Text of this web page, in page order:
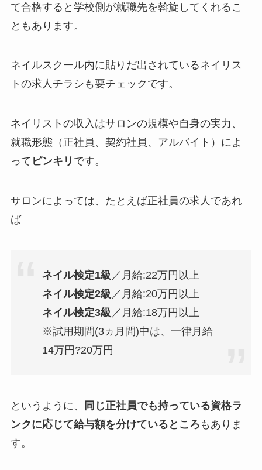
て合格すると学校側が就職先を斡旋してくれるこ
ともあります。
ネイルスクール内に貼りだ出されているネイリス
トの求人チラシも要チェックです。
ネイリストの収入はサロンの規模や自身の実力、
就職形態（正社員、契約社員、アルバイト）によ
って ピンキリ です。
サロンによっては、たとえば正社員の求人であれ
ば
ネイル検定1級 ／月給:22万円以上
ネイル検定2級 ／月給:20万円以上
ネイル検定3級 ／月給:18万円以上
※試用期間(3ヵ月間)中は、一律月給
14万円?20万円
というように、
同じ正社員でも持っている資格ラ
ンクに応じて給与額を分けているところ もありま
す。